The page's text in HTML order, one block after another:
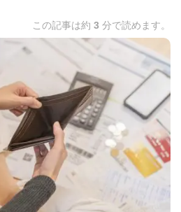
この記事は約 3 分で読めます。